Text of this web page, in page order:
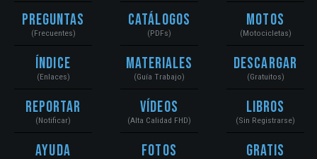
Preguntas
(Frecuentes)
Índice
(Enlaces)
Reportar
(Notificar)
Ayuda
Catálogos
(PDFs)
Materiales
(Guía Trabajo)
Vídeos
(Alta Calidad FHD)
Fotos
Motos
(Motocicletas)
Descargar
(Gratuitos)
Libros
(Sin Registrarse)
Gratis